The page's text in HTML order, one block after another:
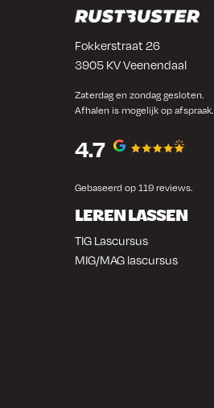
Fokkerstraat 26
3905 KV Veenendaal
Zaterdag en zondag gesloten.
Afhalen is mogelijk op afspraak.
4.7
Gebaseerd op 119 reviews.
LEREN LASSEN
TIG Lascursus
MIG/MAG lascursus